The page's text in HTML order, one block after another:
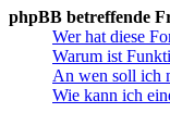
phpBB betreffende
Wer hat diese
Warum ist
An wen soll ich
Wie kann ich